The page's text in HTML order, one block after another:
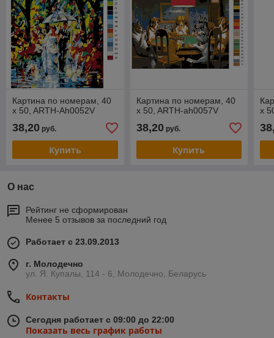
Картина по номерам, 40
x 50, ARTH-Ah0052V
38,20 руб.
Купить
Картина по номерам, 40
x 50, ARTH-ah0057V
38,20руб.
Купить
x
О нас
Рейтинг не сформирован
Менее 5 отзывов за последний год
Работает с 23.09.2013
г. Молодечно
ул. Я. Купалы, 114 - 6, Молодечно, Беларусь
Контакты
Сегодня работает с 09:00 до 22:00
Показать весь график работы